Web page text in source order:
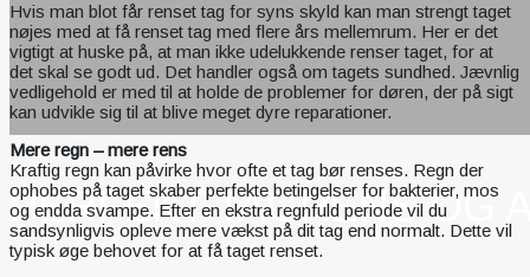
PERFEKT TAGRENS OG
Hvis man blot får renset tag for syns skyld kan man strengt taget
nøjes med at få renset tag med flere års mellemrum. Her er det
vigtigt at huske på, at man ikke udelukkende renser taget, for at
det skal se godt ud. Det handler også om tagets sundhed. Jævnlig
vedligehold er med til at holde de problemer for døren, der på sigt
kan udvikle sig til at blive meget dyre reparationer.
Mere regn – mere rens
Kraftig regn kan påvirke hvor ofte et tag bør renses. Regn der
ophobes på taget skaber perfekte betingelser for bakterier, mos
og endda svampe. Efter en ekstra regnfuld periode vil du
sandsynligvis opleve mere vækst på dit tag end normalt. Dette vil
typisk øge behovet for at få taget renset.